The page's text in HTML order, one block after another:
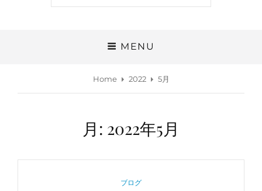
for:
MENU
Home 2022 5月
月: 2022年5月
CATEGORIES
ブログ